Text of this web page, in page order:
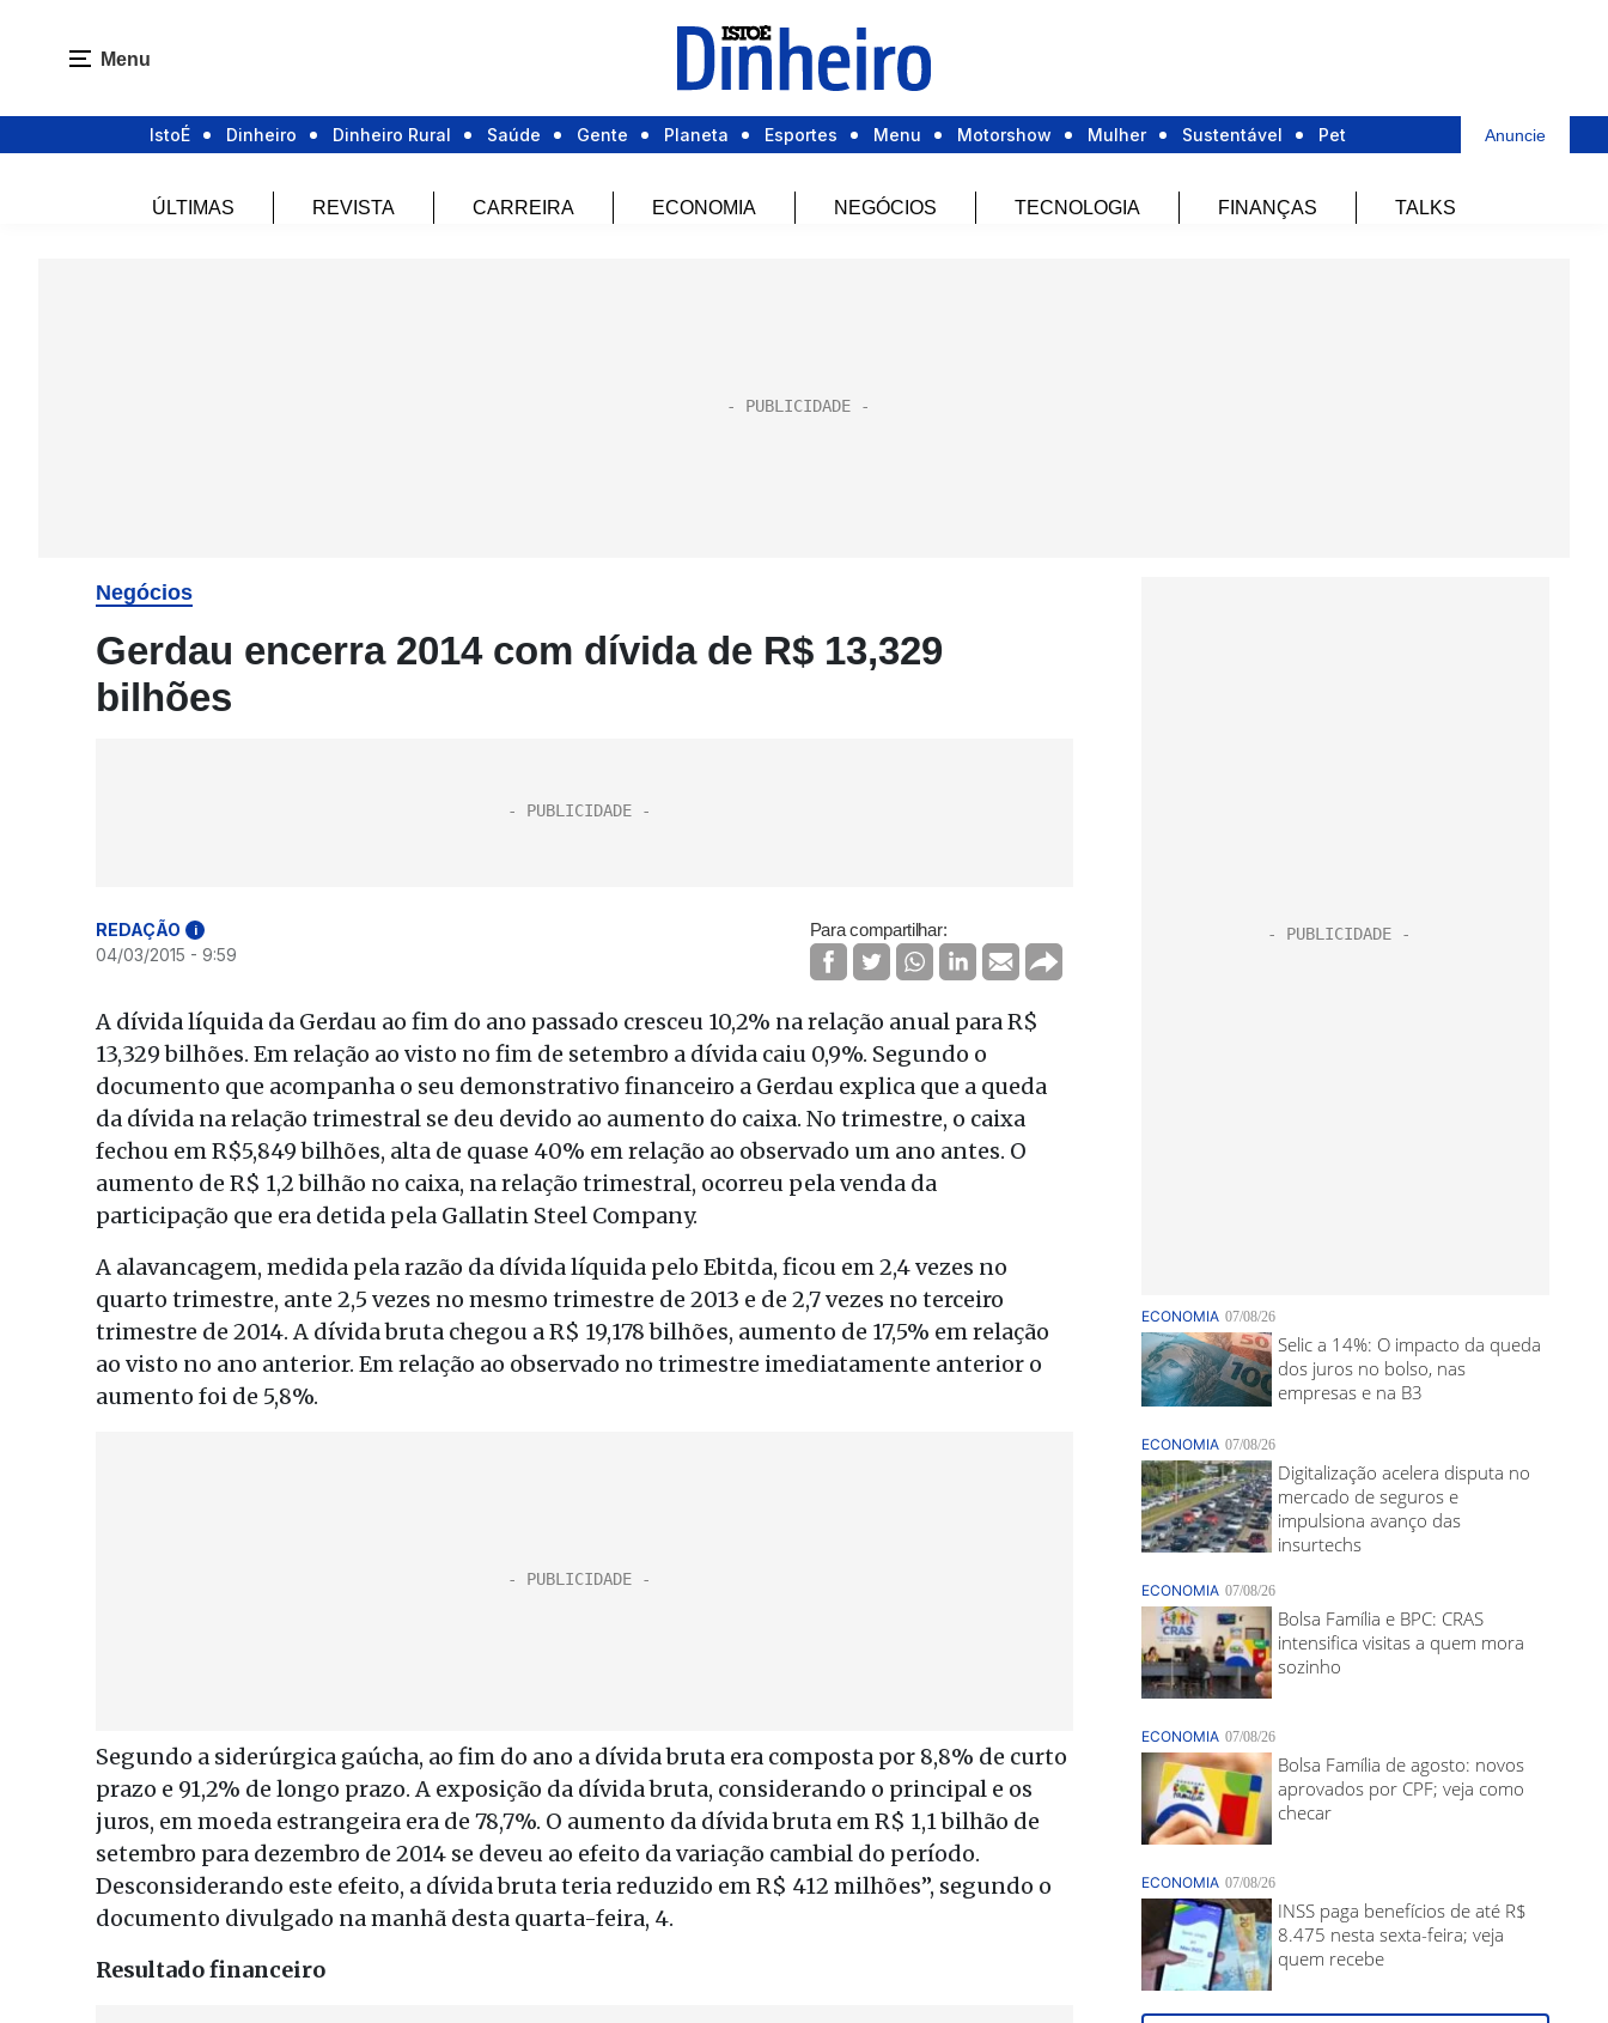
Menu
IstoÉ Dinheiro Dinheiro Rural Saúde Gente Planeta Esportes Menu Motorshow Mulher Sustentável Pet Anuncie
ÚLTIMAS REVISTA CARREIRA ECONOMIA NEGÓCIOS TECNOLOGIA FINANÇAS TALKS
Negócios
Gerdau encerra 2014 com dívida de R$ 13,329
bilhões
REDAÇÃO i
04/03/2015 - 9:59
Para compartilhar:
A dívida líquida da Gerdau ao fim do ano passado cresceu 10,2% na relação anual para R$
13,329 bilhões. Em relação ao visto no fim de setembro a dívida caiu 0,9%. Segundo o
documento que acompanha o seu demonstrativo financeiro a Gerdau explica que a queda
da dívida na relação trimestral se deu devido ao aumento do caixa. No trimestre, o caixa
fechou em R$5,849 bilhões, alta de quase 40% em relação ao observado um ano antes. O
aumento de R$ 1,2 bilhão no caixa, na relação trimestral, ocorreu pela venda da
participação que era detida pela Gallatin Steel Company.
A alavancagem, medida pela razão da dívida líquida pelo Ebitda, ficou em 2,4 vezes no
quarto trimestre, ante 2,5 vezes no mesmo trimestre de 2013 e de 2,7 vezes no terceiro
trimestre de 2014. A dívida bruta chegou a R$ 19,178 bilhões, aumento de 17,5% em relação
ao visto no ano anterior. Em relação ao observado no trimestre imediatamente anterior o
aumento foi de 5,8%.
Segundo a siderúrgica gaúcha, ao fim do ano a dívida bruta era composta por 8,8% de curto
prazo e 91,2% de longo prazo. A exposição da dívida bruta, considerando o principal e os
juros, em moeda estrangeira era de 78,7%. O aumento da dívida bruta em R$ 1,1 bilhão de
setembro para dezembro de 2014 se deveu ao efeito da variação cambial do período.
Desconsiderando este efeito, a dívida bruta teria reduzido em R$ 412 milhões”, segundo o
documento divulgado na manhã desta quarta-feira, 4.
Resultado financeiro